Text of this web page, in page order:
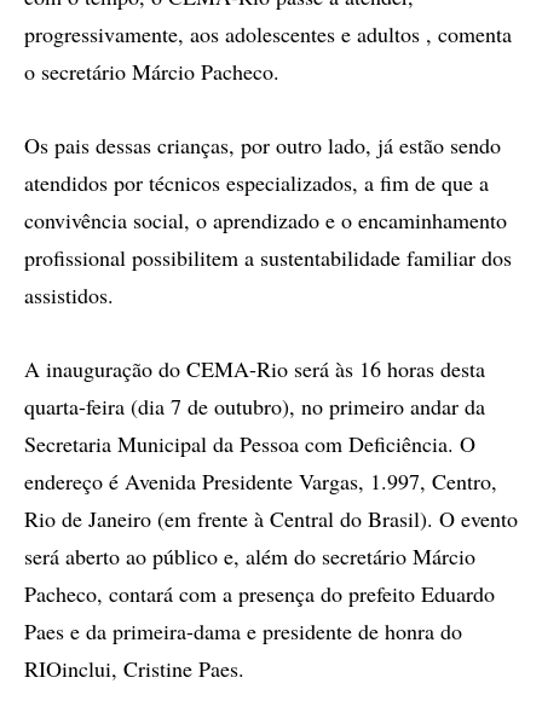
progressivamente, aos adolescentes e adultos , comenta
o secretário Márcio Pacheco.
Os pais dessas crianças, por outro lado, já estão sendo
atendidos por técnicos especializados, a fim de que a
convivência social, o aprendizado e o encaminhamento
profissional possibilitem a sustentabilidade familiar dos
assistidos.
A inauguração do CEMA-Rio será às 16 horas desta
quarta-feira (dia 7 de outubro), no primeiro andar da
Secretaria Municipal da Pessoa com Deficiência. O
endereço é Avenida Presidente Vargas, 1.997, Centro,
Rio de Janeiro (em frente à Central do Brasil). O evento
será aberto ao público e, além do secretário Márcio
Pacheco, contará com a presença do prefeito Eduardo
Paes e da primeira-dama e presidente de honra do
RIOinclui, Cristine Paes.